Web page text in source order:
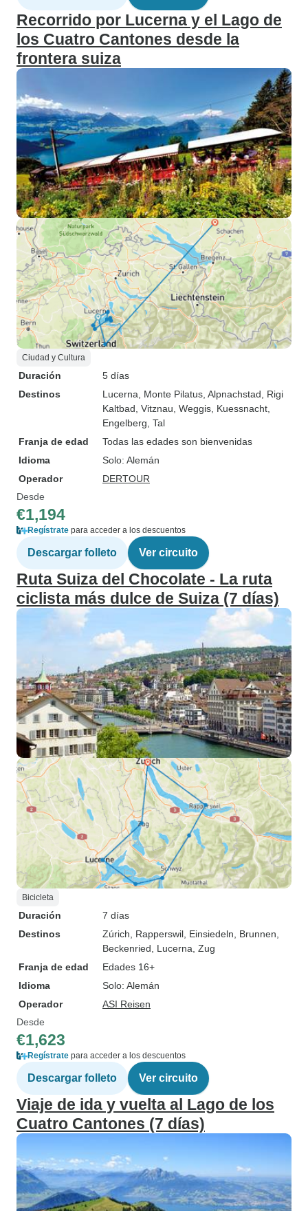
Recorrido por Lucerna y el Lago de
los Cuatro Cantones desde la
frontera suiza
Ciudad y Cultura
Duración
5 días
Destinos
Lucerna , Monte Pilatus , Alpnachstad , Rigi
Kaltbad , Vitznau , Weggis , Kuessnacht
Engelberg , Tal
Franja de edad
Todas las edades son bienvenidas
Idioma
Solo: Alemán
Operador
DERTOUR
Desde
€1,194
Regístrate para acceder a los descuentos
Descargar folleto Ver circuito
Ruta Suiza del Chocolate - La ruta
ciclista más dulce de Suiza (7 días)
Bicicleta
Duración
7 días
Destinos
Zúrich , Rapperswil , Einsiedeln , Brunnen
Beckenried , Lucerna , Zug
Franja de edad
Edades 16+
Idioma
Solo: Alemán
Operador
ASI Reisen
Desde
€1,623
Regístrate para acceder a los descuentos
Descargar folleto Ver circuito
Viaje de ida y vuelta al Lago de los
Cuatro Cantones (7 días)